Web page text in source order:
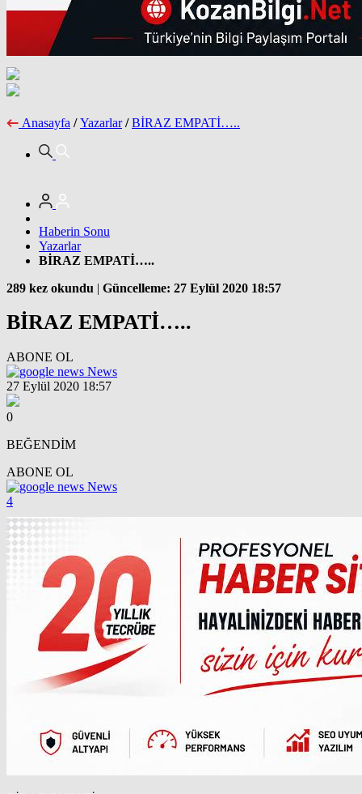
Anasayfa / Yazarlar / BİRAZ EMPATİ…..
Haberin Sonu
Yazarlar
BİRAZ EMPATİ…..
289 kez okundu | Güncelleme: 27 Eylül 2020 18:57
BİRAZ EMPATİ…..
ABONE OL
News
27 Eylül 2020 18:57
0
BEĞENDİM
ABONE OL
News
4